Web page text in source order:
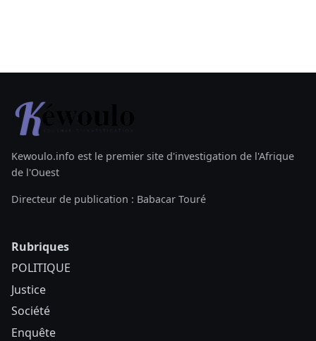
Kewoulo.info est le premier site d'investigation de l'Afrique
de l'Ouest
Directeur de publication : Babacar Touré
Rubriques
POLITIQUE
Justice
Société
Enquête